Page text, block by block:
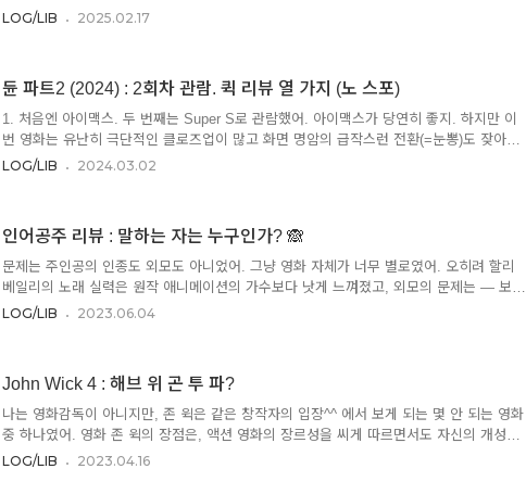
베를린 올림픽 이후 36년 만에 독일에서 열리는 국제 행사인데, 엄밀히 말하면 뮌헨 올림
독의 나치 지우기와 미국의 파워 과시가 두 축인 이벤트였어.미국으로서는 베트남 전쟁
(1964 미국 개입)에서의 엄청난 삽질과 여론의 뭇매 때문에 외부로 시선을 돌릴 곳이 필
요..
LOG/LIB 2025.02.17
듄 파트2 (2024) : 2회차 관람. 퀵 리뷰 열 가지 (노 스포)
1. 처음엔 아이맥스. 두 번째는 Super S로 관람했어. 아이맥스가 당연히 좋지. 하지만 이
번 영화는 유난히 극단적인 클로즈업이 많고 화면 명암의 급작스런 전환(=눈뽕)도 잦아서,
민감한 사람들에게는 아이맥스가 좀 부담스러울 것 같아. 반면에, 이 특성이 Super S에서
S를 추천. 그런데 워낙 때깔이 잘 뽑혀서, 일반 극장에서 봐도 괜찮을 것 같아. 2. 1편보다
빠른 전개. 비슷하지만 다른 속성의 영화. 책을 기준으로 영화를 ..
LOG/LIB 2024.03.02
인어공주 리뷰 : 말하는 자는 누구인가? 🙈
문제는 주인공의 인종도 외모도 아니었어. 그냥 영화 자체가 너무 별로였어. 오히려 할리
베일리의 노래 실력은 원작 애니메이션의 가수보다 낫게 느껴졌고, 외모의 문제는 — 보다
보니 적응이 됐어. 확실히 스틸로 보는 것보다는 훨씬 나았을뿐더러, 어느 장면에서는 귀
생각이었고, 이게 의도적인 일일까봐 두려웠어. 롭 마셜, 꽤 괜찮은 감독이잖아? 애니, 시
카고, 캐리비안의 해적 4, 메리포핀스 리메이크 등 커리어도 훌륭하잖아. 해양 영화도 찍
어..
LOG/LIB 2023.06.04
John Wick 4 : 해브 위 곤 투 파?
나는 영화감독이 아니지만, 존 윅은 같은 창작자의 입장^^ 에서 보게 되는 몇 안 되는 영화
중 하나였어. 영화 존 윅의 장점은, 액션 영화의 장르성을 씨게 따르면서도 자신의 개성을
넣는 균형감각에 있다고 생각해 왔기 때문에, 내 관심은 앞의 세 편에서 엄청나게 불려 온
LOG/LIB 2023.04.16